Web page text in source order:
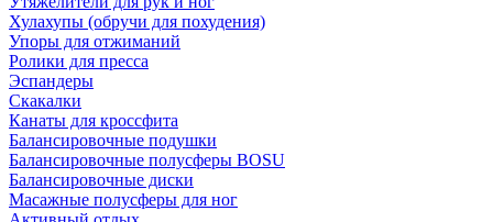
Хулахупы (обручи для похудения)
Упоры для отжиманий
Ролики для пресса
Эспандеры
Скакалки
Канаты для кроссфита
Балансировочные подушки
Балансировочные полусферы BOSU
Балансировочные диски
Масажные полусферы для ног